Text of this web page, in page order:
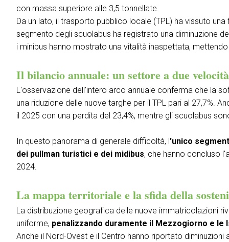
OLTRE IBE
IBE Driving Experience
Richiedi un preventivo
COMPILA IL FORM
con massa superiore alle 3,5 tonnellate.
Da un lato, il trasporto pubblico locale (TPL) ha vissuto
segmento degli scuolabus ha registrato una diminuzione
i minibus hanno mostrato una vitalità inaspettata,
Il bilancio annuale: un settore a due
L'osservazione dell'intero arco annuale conferma che la
una riduzione delle nuove targhe per il TPL pari al 27,7%.
il 2025 con una perdita del 23,4%, mentre gli scuolabus
In questo panorama di generale difficoltà, l 'unico
dei pullman turistici e dei midibus, che hanno concluso
2024.
La mappa territoriale e la sfida della
La distribuzione geografica delle nuove immatricolazioni
uniforme, penalizzando duramente il Mezzogiorno e le
Anche il Nord-Ovest e il Centro hanno riportato